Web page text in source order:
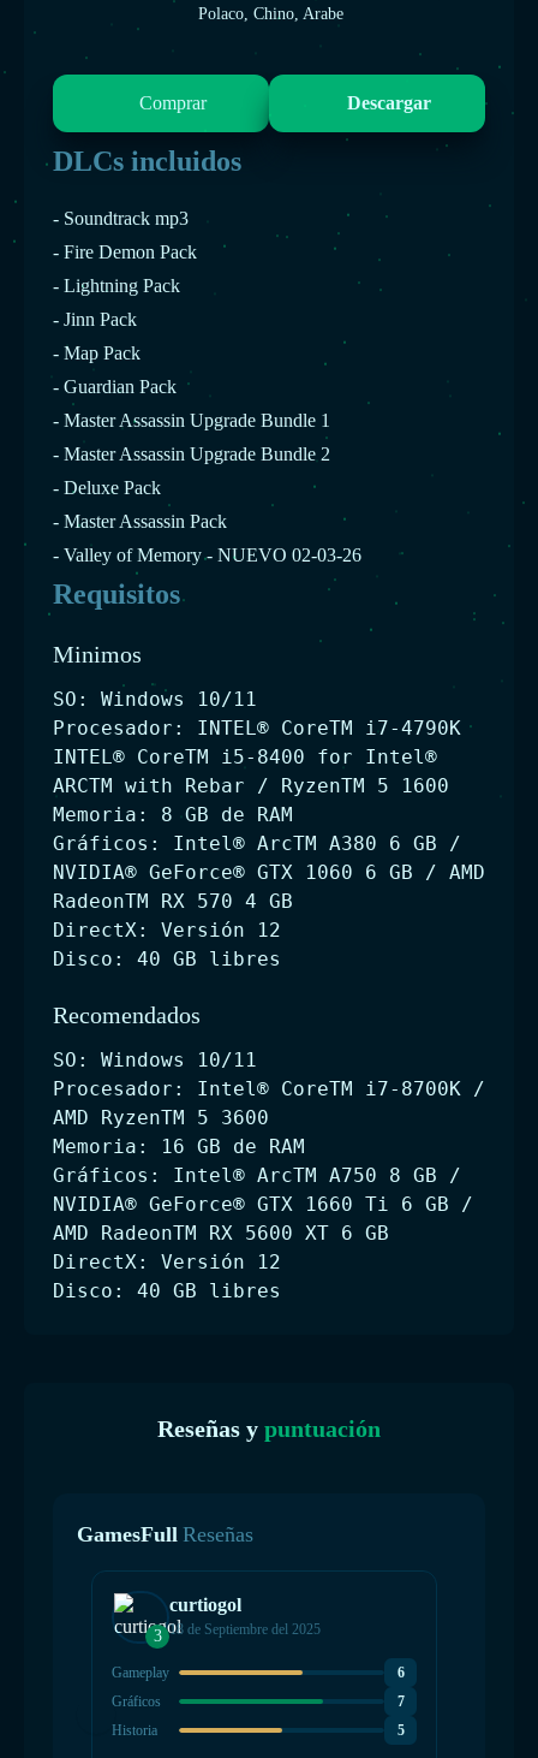
Polaco, Chino, Arabe
Comprar Descargar
DLCs incluidos
- Soundtrack mp3
- Fire Demon Pack
- Lightning Pack
- Jinn Pack
- Map Pack
- Guardian Pack
- Master Assassin Upgrade Bundle 1
- Master Assassin Upgrade Bundle 2
- Deluxe Pack
- Master Assassin Pack
- Valley of Memory - NUEVO 02-03-26
Requisitos
Minimos
SO: Windows 10/11
Procesador: INTEL® CoreTM i7-4790K
INTEL® CoreTM i5-8400 for Intel®
ARCTM with Rebar / RyzenTM 5 1600
Memoria: 8 GB de RAM
Gráficos: Intel® ArcTM A380 6 GB /
NVIDIA® GeForce® GTX 1060 6 GB / AMD
RadeonTM RX 570 4 GB
DirectX: Versión 12
Disco: 40 GB libres
Recomendados
SO: Windows 10/11
Procesador: Intel® CoreTM i7-8700K /
AMD RyzenTM 5 3600
Memoria: 16 GB de RAM
Gráficos: Intel® ArcTM A750 8 GB /
NVIDIA® GeForce® GTX 1660 Ti 6 GB /
AMD RadeonTM RX 5600 XT 6 GB
DirectX: Versión 12
Disco: 40 GB libres
Reseñas y puntuación
GamesFull Reseñas
3
curtiogol
18 de Septiembre del 2025
Gameplay
6
Gráficos
7
Historia
5